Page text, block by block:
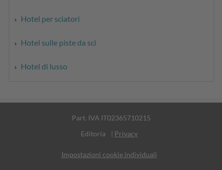
Hotel per sciatori
Hotel sulle piste da sci
Hotel di lusso
Part. IVA IT02365710215
Editoria
| Privacy
Impostazioni cookie individuali